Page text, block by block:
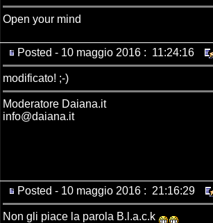
Open your mind
Posted - 10 maggio 2016 : 11:24:16
modificato! ;-)
Moderatore Daiana.it
info@daiana.it
Posted - 10 maggio 2016 : 21:16:29
Non gli piace la parola B.l.a.c.k